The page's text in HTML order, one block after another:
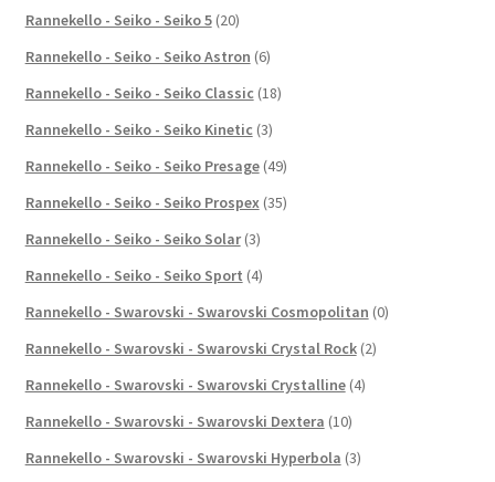
Rannekello - Seiko - Seiko 5 (20)
Rannekello - Seiko - Seiko Astron (6)
Rannekello - Seiko - Seiko Classic (18)
Rannekello - Seiko - Seiko Kinetic (3)
Rannekello - Seiko - Seiko Presage (49)
Rannekello - Seiko - Seiko Prospex (35)
Rannekello - Seiko - Seiko Solar (3)
Rannekello - Seiko - Seiko Sport (4)
Rannekello - Swarovski - Swarovski Cosmopolitan (0)
Rannekello - Swarovski - Swarovski Crystal Rock (2)
Rannekello - Swarovski - Swarovski Crystalline (4)
Rannekello - Swarovski - Swarovski Dextera (10)
Rannekello - Swarovski - Swarovski Hyperbola (3)